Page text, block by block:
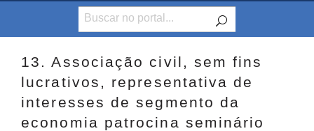
Canais
13. Associação civil, sem fins
lucrativos, representativa de
interesses de segmento da
economia patrocina seminário